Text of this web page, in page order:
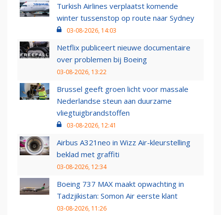
Turkish Airlines verplaatst komende
winter tussenstop op route naar Sydney
03-08-2026, 14:03
Netflix publiceert nieuwe documentaire
over problemen bij Boeing
03-08-2026, 13:22
Brussel geeft groen licht voor massale
Nederlandse steun aan duurzame
vliegtuigbrandstoffen
03-08-2026, 12:41
Airbus A321neo in Wizz Air-kleurstelling
beklad met graffiti
03-08-2026, 12:34
Boeing 737 MAX maakt opwachting in
Tadzjikistan: Somon Air eerste klant
03-08-2026, 11:26